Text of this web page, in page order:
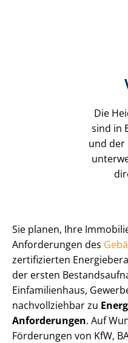
Die
sind in
und der
Sie planen, Ihre
Anforderungen des
zertifizierten
der ersten
Einfamilienhaus,
nachvollziehbar zu
Anforderungen. Auf
Förderungen von KfW,